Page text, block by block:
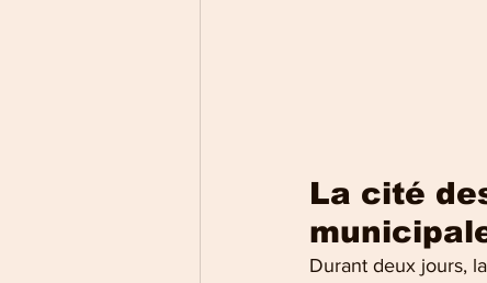
La cité
Durant deux jours,